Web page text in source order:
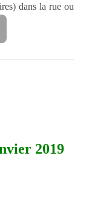
dans la rue ou
2019